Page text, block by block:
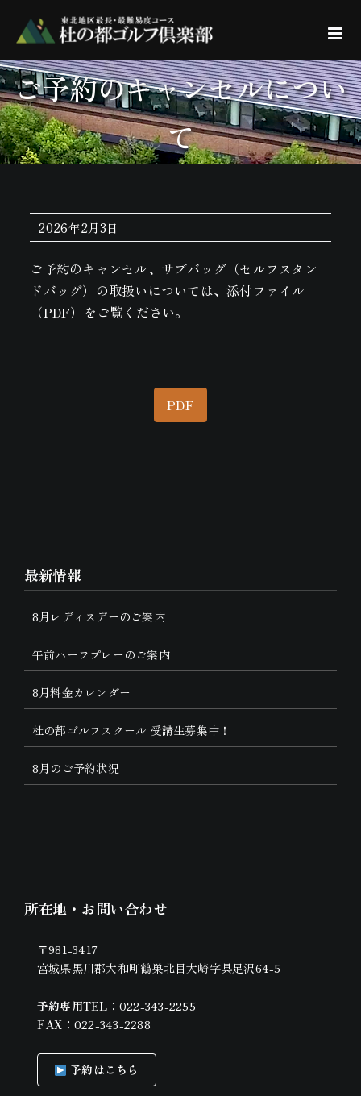
ご予約のキャンセルについ
て
2026年2月3日
ご予約のキャンセル、サブバッグ（セルフスタン
ドバッグ）の取扱いについては、添付ファイル
（PDF）をご覧ください。
PDF
最新情報
8月レディスデーのご案内
午前ハーフプレーのご案内
8月料金カレンダー
杜の都ゴルフスクール 受講生募集中！
8月のご予約状況
所在地・お問い合わせ
〒981-3417
宮城県黒川郡大和町鶴巣北目大崎字具足沢64-5
予約専用TEL： 022-343-2255
FAX： 022-343-2288
予約はこちら